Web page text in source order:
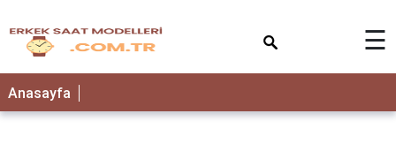
☰
Anasayfa